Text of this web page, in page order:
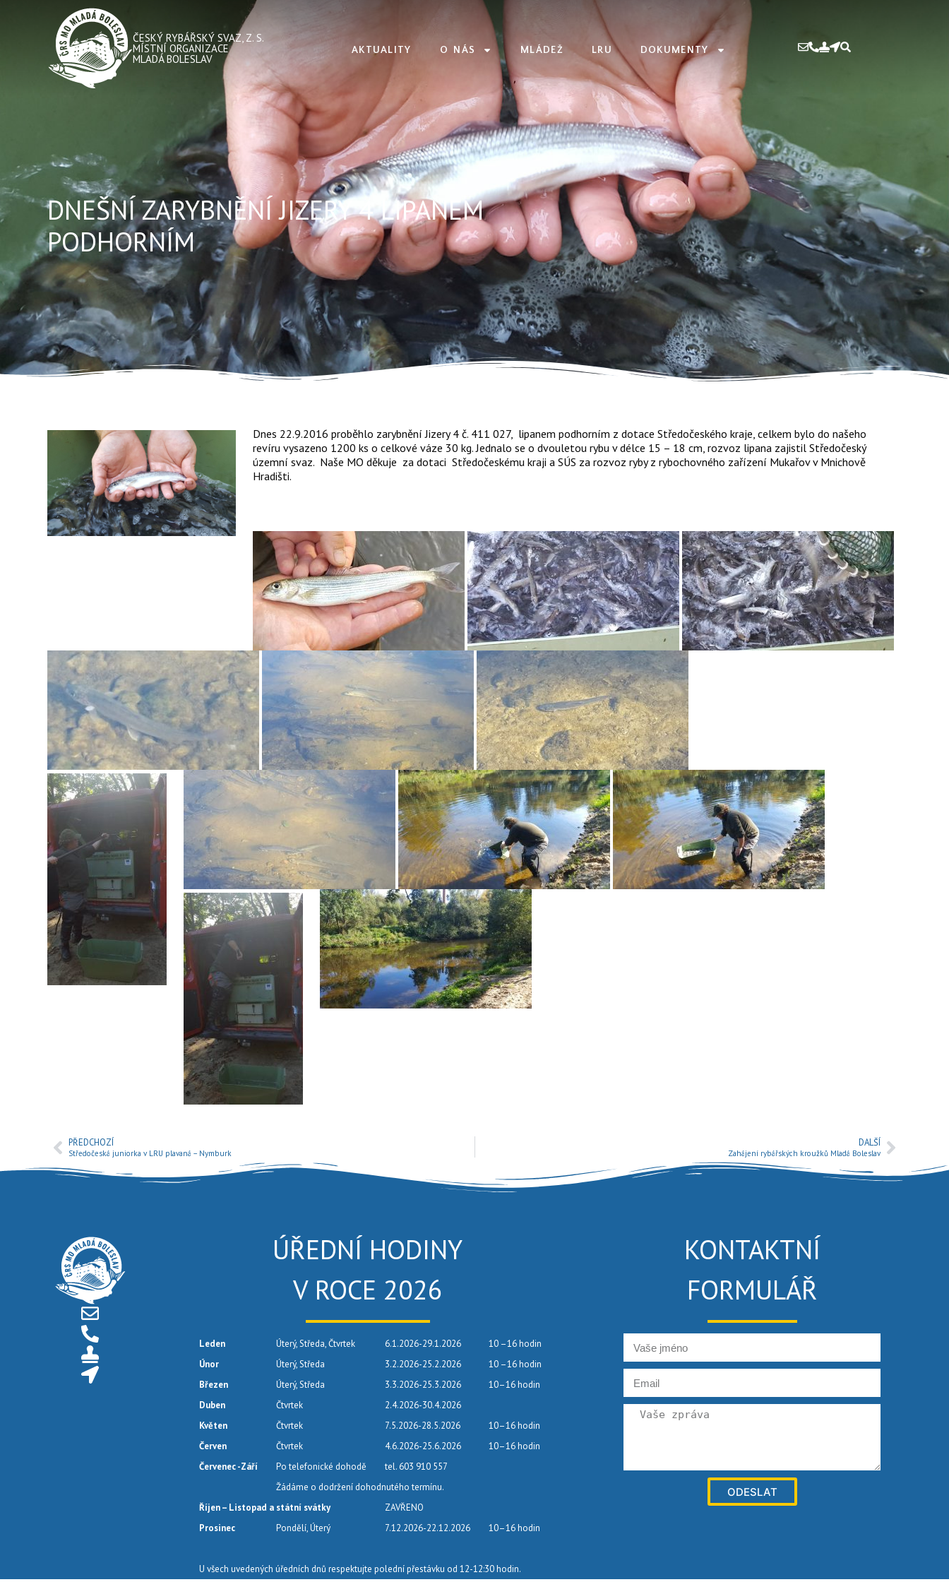
ČESKÝ RYBÁŘSKÝ SVAZ, Z. S.
MÍSTNÍ ORGANIZACE
MLADÁ BOLESLAV
AKTUALITY O NÁS MLÁDEŽ LRU DOKUMENTY
DNEŠNÍ ZARYBNĚNÍ JIZERY 4 LIPANEM
PODHORNÍM
Dnes 22.9.2016 proběhlo zarybnění Jizery 4 č. 411 027, lipanem podhorním z dotace Středočeského kraje, celkem bylo do našeho
revíru vysazeno 1200 ks o celkové váze 30 kg. Jednalo se o dvouletou rybu v délce 15 – 18 cm, rozvoz lipana zajistil Středočeský
územní svaz. Naše MO děkuje za dotaci Středočeskému kraji a SÚS za rozvoz ryby z rybochovného zařízení Mukařov v Mnichově
Hradišti.
PŘEDCHOZÍ
Středočeská juniorka v LRU plavaná – Nymburk
DALŠÍ
Zahájení rybářských kroužků Mladá Boleslav
ÚŘEDNÍ HODINY
V ROCE 2026
Leden Úterý, Středa, Čtvrtek 6.1.2026-29.1.2026
10 –16 hodin
Únor
Úterý, Středa 3.2.2026-25.2.2026
10 –16 hodin
Březen
Úterý, Středa 3.3.2026-25.3.2026
10–16 hodin
Duben
Čtvrtek
2.4.2026-30.4.2026
Květen
Čtvrtek 7.5.2026-28.5.2026
10–16 hodin
Červen
Čtvrtek 4.6.2026-25.6.2026
10–16 hodin
Červenec -Září
Po telefonické dohodě
tel. 603 910 557
Žádáme o dodržení dohodnutého termínu.
Říjen – Listopad a státní svátky
ZAVŘENO
Prosinec
Pondělí, Úterý 7.12.2026-22.12.2026 10–16 hodin
U všech uvedených úředních dnů respektujte polední přestávku od 12-12:30 hodin.
KONTAKTNÍ
FORMULÁŘ
ODESLAT